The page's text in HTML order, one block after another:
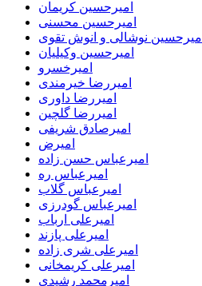
امیرحسین کریمان
امیرحسین محسنی
امیرحسین نوشالی و انوش تقوی
امیرحسین وکیلیان
امیرخسرو
امیررضا خیرمندی
امیررضا داوری
امیررضا گلچین
امیرصادق شریفی
امیرض
امیرعباس حسن زاده
امیرعباس ره
امیرعباس گلاب
امیرعباس گودرزی
امیرعلی ارباب
امیرعلی پازند
امیرعلی شری زاده
امیرعلی کریمخانی
امیرمحمد رشیدی